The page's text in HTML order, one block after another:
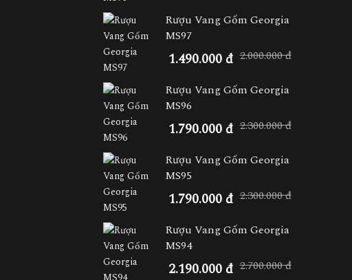
Rượu Vang Gốm Georgia
MS97
1.490.000 đ 2.000.000 đ
Rượu Vang Gốm Georgia
MS96
1.790.000 đ 2.300.000 đ
Rượu Vang Gốm Georgia
MS95
1.790.000 đ 2.300.000 đ
Rượu Vang Gốm Georgia
MS94
2.190.000 đ 2.700.000 đ